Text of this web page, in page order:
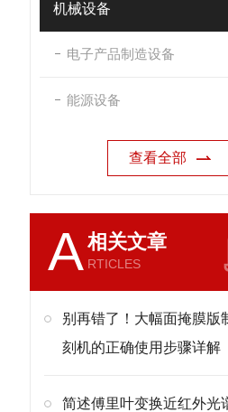
机械设备
电子产品制造设备
能源设备
查看全部
A相关文章
RTICLES
别再错了！大幅面掩膜版
刻机的正确使用步骤详解
简述傅里叶变换近红外光